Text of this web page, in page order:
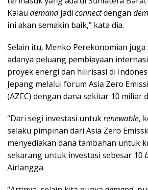
Kalau demandjadi connectdengan
ini akan semakin baik,” kata dia.
Selain itu, Menko Perekonomian
adanya peluang pembiayaan
proyek energi dan hilirisasi di
Jepang melalui forum Asia Zero
(AZEC) dengan dana sekitar 10 miliar
“Dari segi investasi untukrenewable,
selaku pimpinan dari Asia Zero
menyediakan dana tambahan untuk
sekarang untuk investasi sebesar 10
Airlangga.